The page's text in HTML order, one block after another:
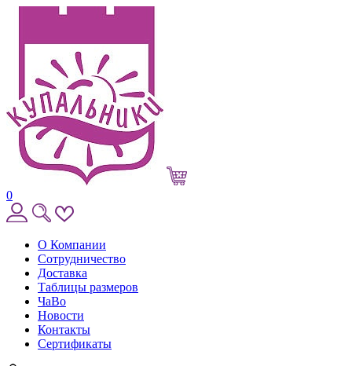
0
О Компании
Сотрудничество
Доставка
Таблицы размеров
ЧаВо
Новости
Контакты
Сертификаты